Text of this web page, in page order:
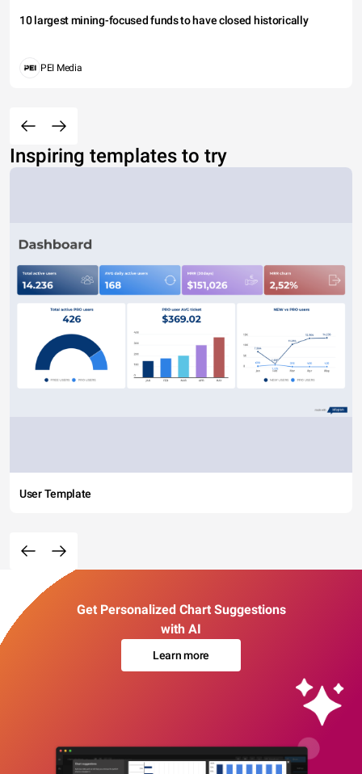
10 largest mining-focused funds to have closed historically
PEI Media
Inspiring templates to try
User Template
Get Personalized Chart Suggestions
with AI
Learn more